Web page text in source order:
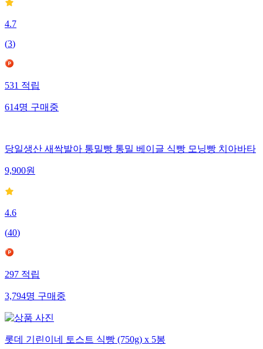
4.7
(3)
531적립
614명구매중
당일생산 새싹발아 통밀빵 통밀 베이글 식빵 모닝빵 치아바타
9,900원
4.6
(40)
297적립
3,794명구매중
롯데 기린이네 토스트 식빵 (750g) x 5봉